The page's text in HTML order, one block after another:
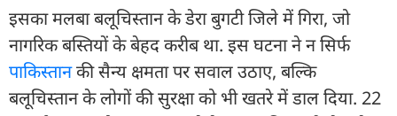
इसका मलबा बलूचिस्तान के डेरा बुगटी जिले में गिरा, जो
नागरिक बस्तियों के बेहद करीब था. इस घटना ने न सिर्फ
पाकिस्तानकी सैन्य क्षमता पर सवाल उठाए, बल्कि
बलूचिस्तान के लोगों की सुरक्षा को भी खतरे में डाल दिया. 22